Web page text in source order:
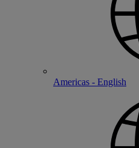
Americas - English